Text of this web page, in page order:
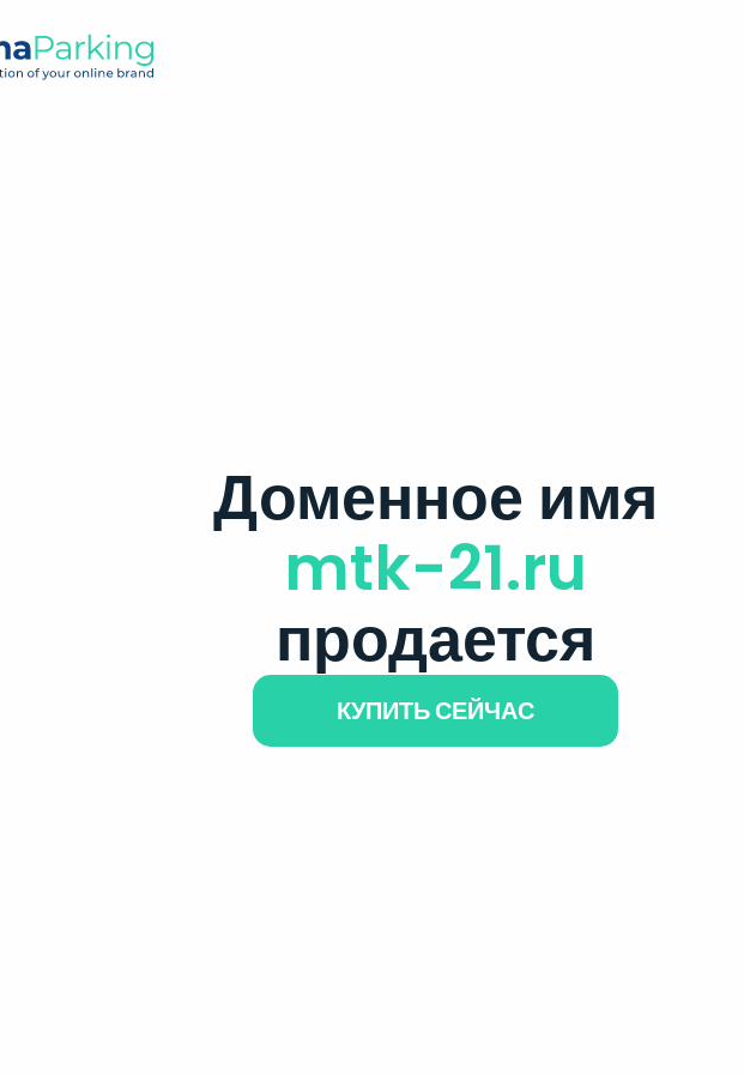
Доменное имя
mtk-21.ru
продается
КУПИТЬ СЕЙЧАС